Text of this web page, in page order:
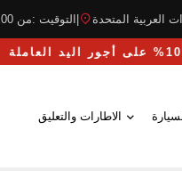
التوقيت :من 8:00 صباحا-8:00 مساءاً
اليد العاملة
الاطارات والتعليق